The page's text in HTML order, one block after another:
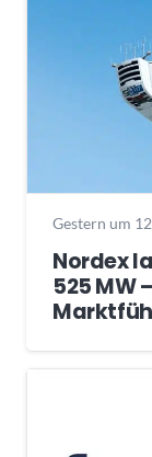
Gestern um
Nordex
525 MW